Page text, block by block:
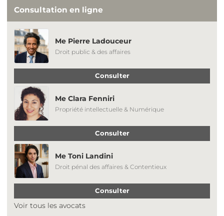
Consultation en ligne
Me Pierre Ladouceur
Droit public & des affaires
Consulter
Me Clara Fenniri
Propriété intellectuelle & Numérique
Consulter
Me Toni Landini
Droit pénal des affaires & Contentieux
Consulter
Voir tous les avocats